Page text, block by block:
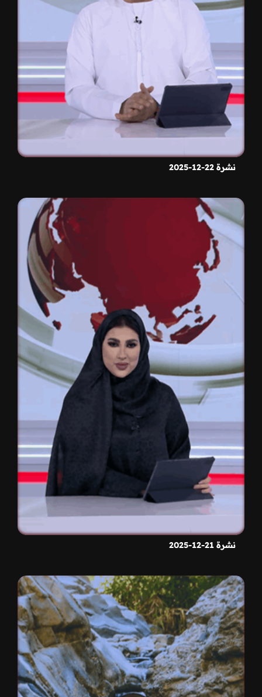
نشرة 22-12-2025
نشرة 21-12-2025